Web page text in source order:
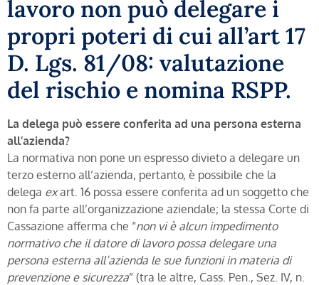
lavoro non può delegare i
propri poteri di cui all’art 17
D. Lgs. 81/08: valutazione
del rischio e nomina RSPP.
La delega può essere conferita ad una persona esterna
all’azienda?
La normativa non pone un espresso divieto a delegare un
terzo esterno all’azienda, pertanto, è possibile che la
delega exart. 16 possa essere conferita ad un soggetto che
non fa parte all’organizzazione aziendale; la stessa Corte di
Cassazione afferma che “non vi è alcun impedimento
normativo che il datore di lavoro possa delegare una
persona esterna all’azienda le sue funzioni in materia di
prevenzione e sicurezza” (tra le altre, Cass. Pen., Sez. IV, n.